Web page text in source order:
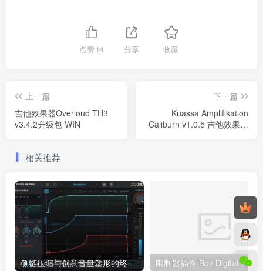
点赞14 分享 收藏
上一篇
吉他效果器Overloud TH3
v3.4.2升级包 WIN
下一篇
Kuassa Amplifikation
Caliburn v1.0.5 吉他效果器
相关推荐
侧链压缩与创意音量塑形的终极工具 Devious Machines Duck 2 v2.0.30 U2B MAC